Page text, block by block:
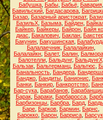
Бабушка, Бабы, Бабьё, Бавария,
Бавильский Багдасарова
Базар Базарный аристократ,
БазильХ, Базыма, Байден,
Байкер Байкеры Байрон Байя
диас
Бакалович Баклан
Бакунин Бакушинская
Балалаечник, Балалайкин,
Балалайкн Балет, Балин
Балотелли, Бальдунг, БальдунгХ,
Бальзак, Бальтерманц, Бальтюс
Банальность Бандера
Банджо Бандиты Банионис
Банки Банкир Банкротство
Бар-сука Барабанов
Барак, Бараки, Барбаросса,
Барбизонцы Барбра Бард
Баре Барков Бармин Барнс
Барокко Барон Барриса Барсук